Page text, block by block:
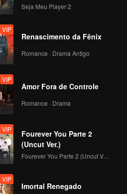
Seja Meu Player 2
VIP
Renascimento da Fênix
Romance · Drama Antigo
VIP
Amor Fora de Controle
Romance · Drama
VIP
Fourever You Parte 2
(Uncut Ver.)
Fourever You Parte 2 (Uncut Ver.)
VIP
Imortal Renegado